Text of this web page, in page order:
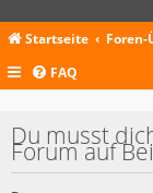
Startseite
FAQ
Du musst
Forum auf